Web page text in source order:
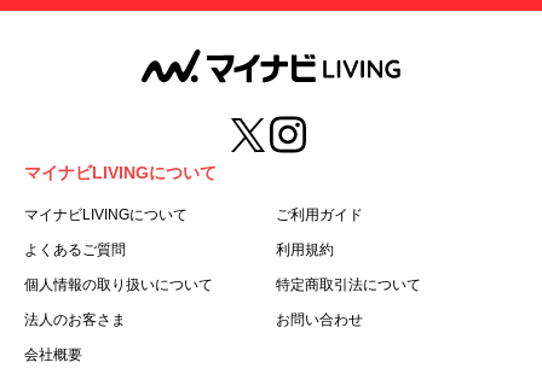
第３条（用語の定義）
１.「本サ―ビス」とは、第１章第１条で規定する当社が運
営するマイナビLIVINGを意味します。
２.「利用者」とは、第１章第２条に規定する本サービスを
利用する個人を意味します。
３.「本サイト」とは、当社が運営する本サービスに関する
ます。
５.「会員」とは、第２章第１条に基づき会員登録が完了し
た個人を意味します。
マイナビLIVINGについて
マイナビLIVINGについて ご利用ガイド
よくあるご質問 利用規約
個人情報の取り扱いについて 特定商取引法について
法人のお客さま お問い合わせ
会社概要